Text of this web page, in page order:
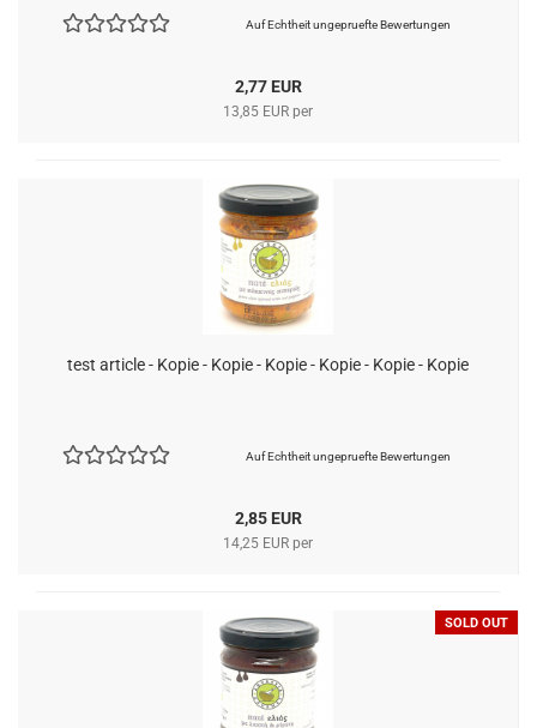
Auf Echtheit ungepruefte Bewertungen
2,77 EUR
13,85 EUR per
test article - Kopie - Kopie - Kopie - Kopie - Kopie - Kopie
Auf Echtheit ungepruefte Bewertungen
2,85 EUR
14,25 EUR per
SOLD OUT